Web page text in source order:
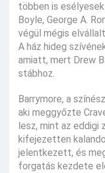
többen is
Boyle, George A.
végül mégis
A ház hideg
amiatt, mert Drew
stábhoz.
Barrymore, a
aki meggyőzte
lesz, mint az eddigi
kifejezetten
jelentkezett, és
forgatás kezdete